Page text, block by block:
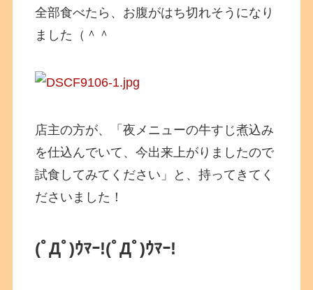
全部食べたら、お腹がはち切れそうになり
ました（＾＾
店主の方が、「夜メニューの牛すじ煮込み
を仕込んでいて、今出来上がりましたので
試食してみてください」と、持ってきてく
ださいました！
(ﾟДﾟ)ｳﾏｰ!(ﾟДﾟ)ｳﾏｰ!